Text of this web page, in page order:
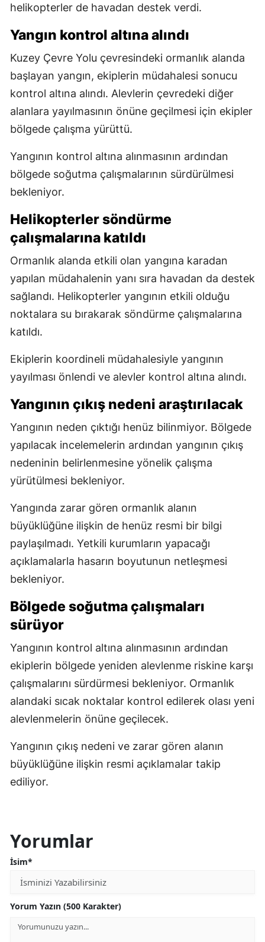
helikopterler de havadan destek verdi.
Yangın kontrol altına alındı
Kuzey Çevre Yolu çevresindeki ormanlık alanda
başlayan yangın, ekiplerin müdahalesi sonucu
kontrol altına alındı. Alevlerin çevredeki diğer
alanlara yayılmasının önüne geçilmesi için ekipler
bölgede çalışma yürüttü.
Yangının kontrol altına alınmasının ardından
bölgede soğutma çalışmalarının sürdürülmesi
bekleniyor.
Helikopterler söndürme
çalışmalarına katıldı
Ormanlık alanda etkili olan yangına karadan
yapılan müdahalenin yanı sıra havadan da destek
sağlandı. Helikopterler yangının etkili olduğu
noktalara su bırakarak söndürme çalışmalarına
katıldı.
Ekiplerin koordineli müdahalesiyle yangının
yayılması önlendi ve alevler kontrol altına alındı.
Yangının çıkış nedeni araştırılacak
Yangının neden çıktığı henüz bilinmiyor. Bölgede
yapılacak incelemelerin ardından yangının çıkış
nedeninin belirlenmesine yönelik çalışma
yürütülmesi bekleniyor.
Yangında zarar gören ormanlık alanın
büyüklüğüne ilişkin de henüz resmi bir bilgi
paylaşılmadı. Yetkili kurumların yapacağı
açıklamalarla hasarın boyutunun netleşmesi
bekleniyor.
Bölgede soğutma çalışmaları
sürüyor
Yangının kontrol altına alınmasının ardından
ekiplerin bölgede yeniden alevlenme riskine karşı
çalışmalarını sürdürmesi bekleniyor. Ormanlık
alandaki sıcak noktalar kontrol edilerek olası yeni
alevlenmelerin önüne geçilecek.
Yangının çıkış nedeni ve zarar gören alanın
büyüklüğüne ilişkin resmi açıklamalar takip
ediliyor.
Yorumlar
İsim*
Yorum Yazın (500 Karakter)